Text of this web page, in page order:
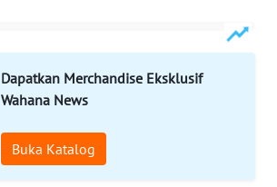
Dapatkan Merchandise Eksklusif
Wahana News
Buka Katalog